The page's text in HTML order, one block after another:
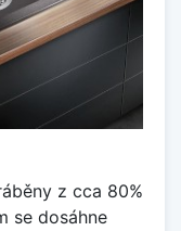
z cca 80%
se dosáhne